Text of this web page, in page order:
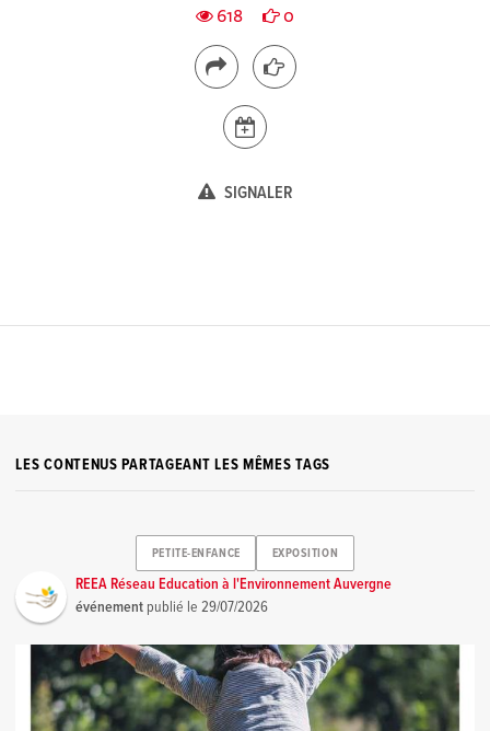
618 0
SIGNALER
LES CONTENUS PARTAGEANT LES MÊMES TAGS
PETITE-ENFANCE EXPOSITION
REEA Réseau Education à l'Environnement Auvergne
événement publié le29/07/2026